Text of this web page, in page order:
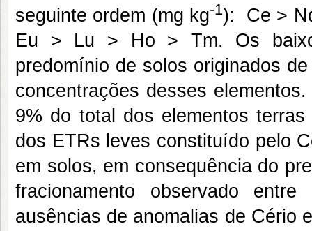
seguinte ordem (mg kg-1): Ce >
Eu > Lu > Ho > Tm. Os
predomínio de solos originados
concentrações desses
9% do total dos elementos
dos ETRs leves constituído pelo
em solos, em consequência do
fracionamento observado
ausências de anomalias de Cério